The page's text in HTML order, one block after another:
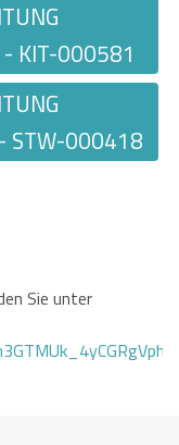
- KIT-000581
STW-000418
Sie unter